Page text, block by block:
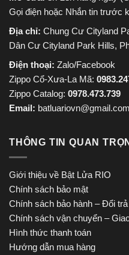
Gọi điện hoặc Nhắn tin trước
Địa chỉ: Chung Cư Cityland
Dân Cư Cityland Park Hills,
Điện thoại: Zalo/Facebook
Zippo Cổ-Xưa-La Mã:
Zippo Catalog: 0978.473.739
Email: batluariovn@gmail.com
THÔNG TIN QUAN
Giới thiệu về Bật Lửa RIO
Chính sách bảo mật
Chính sách bảo hành – Đổi trả
Chính sách vận chuyển –
Hình thức thanh toán
Hướng dẫn mua hàng